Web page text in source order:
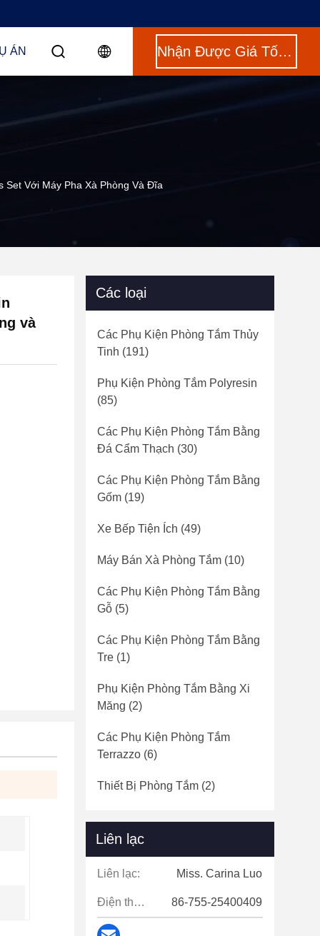
ÁN Nhận Được Giá Tốt Nhất
Set Với Máy Pha Xà Phòng Và Đĩa
và
Các loại
Các Phụ Kiện Phòng Tắm Thủy
Tinh (191)
Phụ Kiện Phòng Tắm Polyresin
(85)
Các Phụ Kiện Phòng Tắm Bằng
Đá Cẩm Thạch (30)
Các Phụ Kiện Phòng Tắm Bằng
Gốm (19)
Xe Bếp Tiện Ích (49)
Máy Bán Xà Phòng Tắm (10)
Các Phụ Kiện Phòng Tắm Bằng
Gỗ (5)
Các Phụ Kiện Phòng Tắm Bằng
Tre (1)
Phụ Kiện Phòng Tắm Bằng Xi
Măng (2)
Các Phụ Kiện Phòng Tắm
Terrazzo (6)
Thiết Bị Phòng Tắm (2)
Liên lạc
Liên lạc: Miss. Carina Luo
Điện thoại: 86-755-25400409